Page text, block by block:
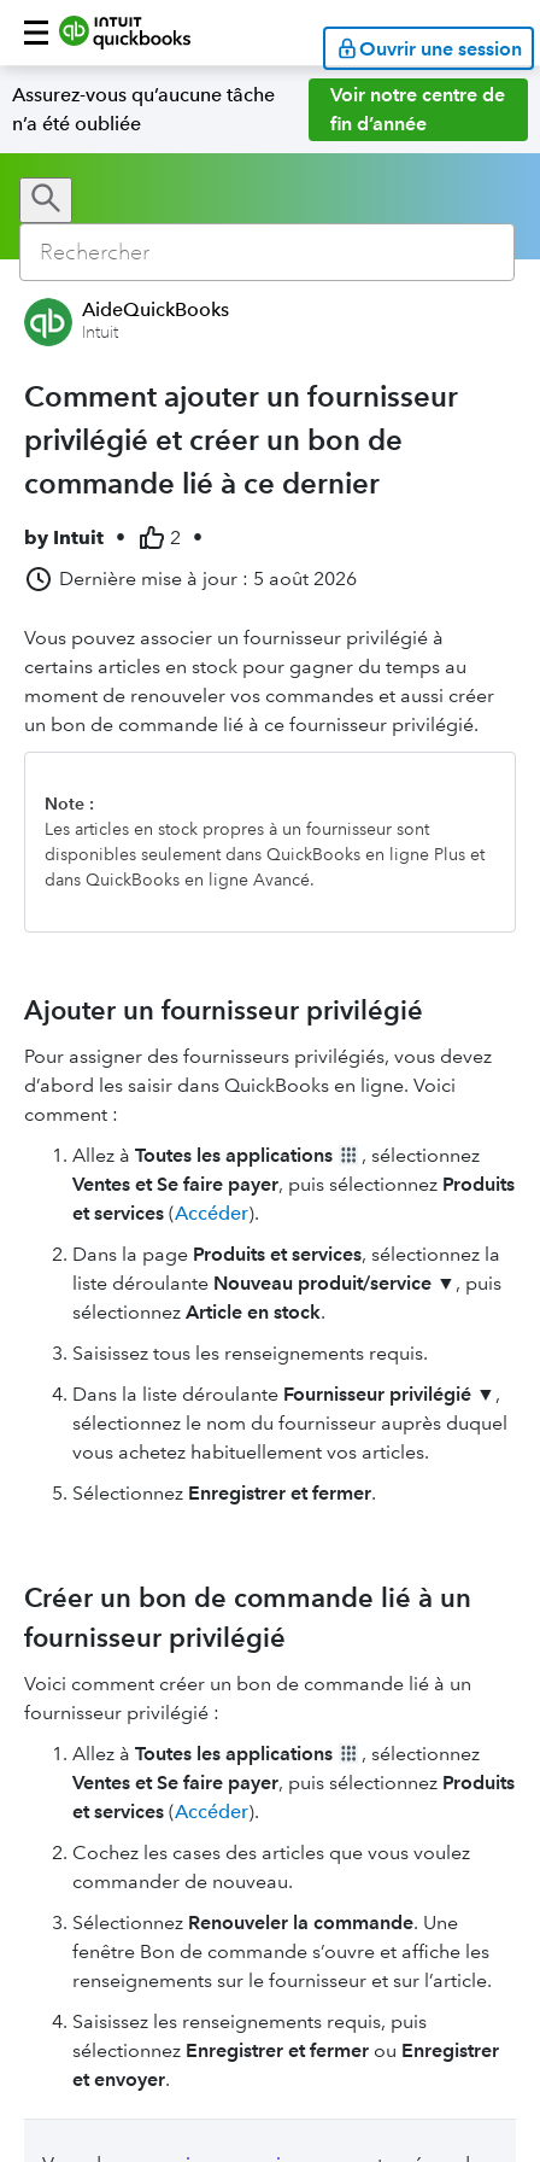
Ouvrir une session
Assurez-vous qu’aucune tâche
n’a été oubliée
Voir notre centre de
fin d’année
AideQuickBooks
Intuit
Comment ajouter un fournisseur
privilégié et créer un bon de
commande lié à ce dernier
by Intuit • 2
•
Dernière mise à jour : 5 août 2026
Vous pouvez associer un fournisseur privilégié à
certains articles en stock pour gagner du temps au
moment de renouveler vos commandes et aussi créer
un bon de commande lié à ce fournisseur privilégié.
Note :
Les articles en stock propres à un fournisseur sont
disponibles seulement dans QuickBooks en ligne Plus et
dans QuickBooks en ligne Avancé.
Ajouter un fournisseur privilégié
Pour assigner des fournisseurs privilégiés, vous devez
d’abord les saisir dans QuickBooks en ligne. Voici
comment :
Allez à Toutes les applications
, sélectionnez
Ventes et Se faire payer, puis sélectionnez Produits
et services (Accéder).
Dans la page Produits et services, sélectionnez la
liste déroulante Nouveau produit/service ▼, puis
sélectionnez Article en stock.
Saisissez tous les renseignements requis.
Dans la liste déroulante Fournisseur privilégié ▼,
sélectionnez le nom du fournisseur auprès duquel
vous achetez habituellement vos articles.
Sélectionnez Enregistrer et fermer.
Créer un bon de commande lié à un
fournisseur privilégié
Voici comment créer un bon de commande lié à un
fournisseur privilégié :
Allez à Toutes les applications
, sélectionnez
Ventes et Se faire payer, puis sélectionnez Produits
et services (Accéder).
Cochez les cases des articles que vous voulez
commander de nouveau.
Sélectionnez Renouveler la commande. Une
fenêtre Bon de commande s’ouvre et affiche les
renseignements sur le fournisseur et sur l’article.
Saisissez les renseignements requis, puis
sélectionnez Enregistrer et fermer ou Enregistrer
et envoyer.